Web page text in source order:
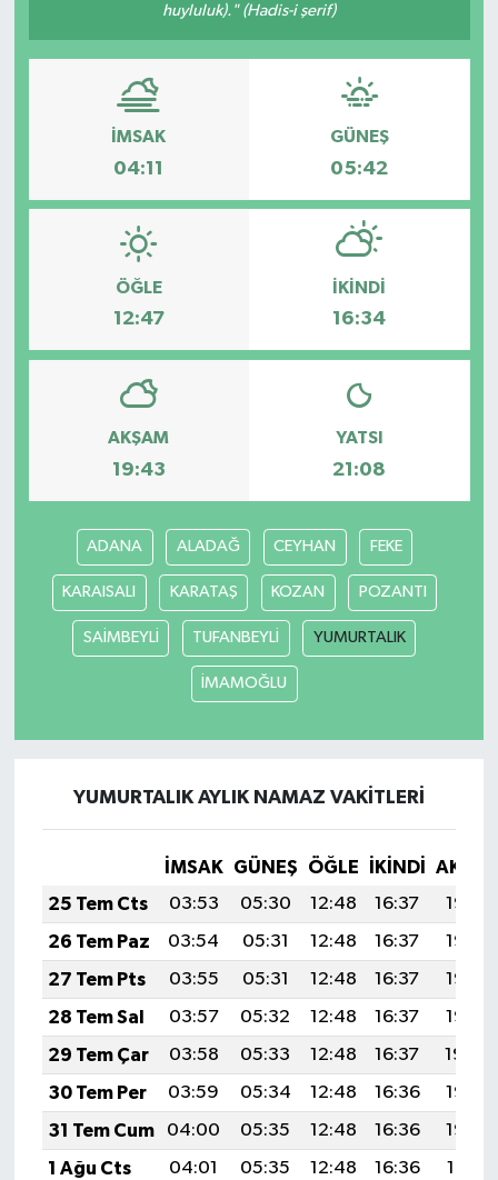
huyluluk)." (Hadis-i şerif)
İMSAK
04:11
GÜNEŞ
05:42
ÖĞLE
12:47
İKINDI
16:34
AKŞAM
19:43
YATSI
21:08
ADANA ALADAĞ CEYHAN FEKE
KARAISALI KARATAŞ KOZAN POZANTI
SAİMBEYLİ TUFANBEYLİ YUMURTALIK
İMAMOĞLU
YUMURTALIK AYLIK NAMAZ VAKITLERI
İMSAK GÜNEŞ ÖĞLE İKINDI
25 Tem Cts
03:53 05:30 12:48 16:37
19:57
26 Tem Paz
03:54 05:31 12:48 16:37
19:56
27 Tem Pts
03:55 05:31 12:48 16:37
19:56
28 Tem Sal
03:57 05:32 12:48 16:37
19:55
29 Tem Çar
03:58 05:33 12:48 16:37
19:54
30 Tem Per
03:59 05:34 12:48 16:36
19:53
31 Tem Cum
04:00 05:35 12:48 16:36
19:52
1 Ağu Cts
04:01 05:35 12:48 16:36
19:51